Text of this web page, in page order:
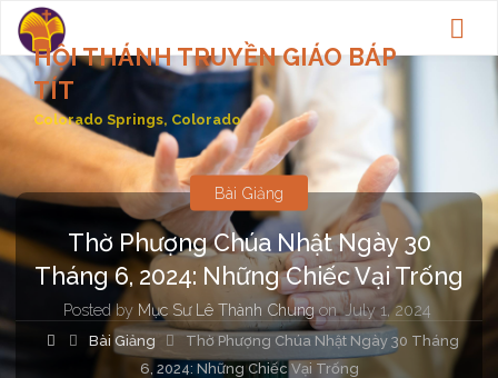
HỘI THÁNH TRUYỀN GIÁO BÁP
TÍT
Colorado Springs, Colorado
Thờ Phượng Chúa Nhật Ngày 30
Tháng 6, 2024: Những Chiếc Vại Trống
Posted by Mục Sư Lê Thành Chung on July 1, 2024
Bài Giảng
HomeBài Giảng
Thờ Phượng Chúa Nhật Ngày 30 Tháng
6, 2024: Những Chiếc Vại Trống